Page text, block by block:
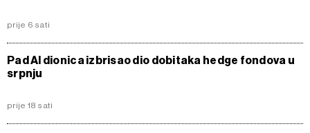
prije 6 sati
Pad AI dionica izbrisao dio dobitaka hedge fondova u
srpnju
prije 18 sati